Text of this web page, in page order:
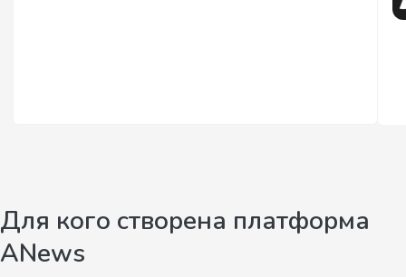
Для кого створена платформа
ANews